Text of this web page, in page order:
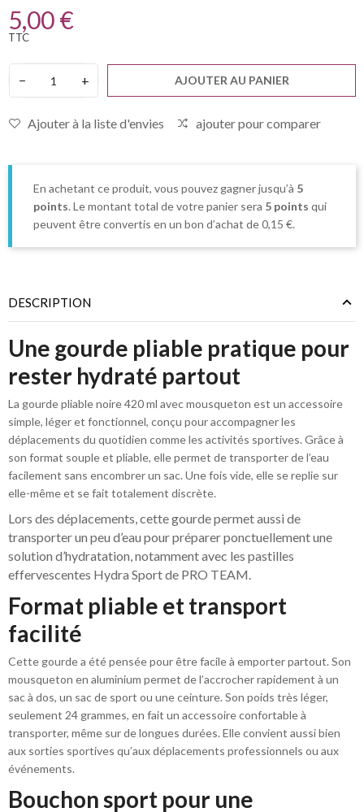
5,00 €
TTC
− + AJOUTER AU PANIER
Ajouter à la liste d'envies ajouter pour comparer
En achetant ce produit, vous pouvez gagner jusqu’à 5
points. Le montant total de votre panier sera 5 points qui
peuvent être convertis en un bon d’achat de0,15 €.
DESCRIPTION
Une gourde pliable pratique pour
rester hydraté partout
La gourde pliable noire 420 ml avec mousqueton est un accessoire
simple, léger et fonctionnel, conçu pour accompagner les
déplacements du quotidien comme les activités sportives. Grâce à
son format souple et pliable, elle permet de transporter de l’eau
facilement sans encombrer un sac. Une fois vide, elle se replie sur
elle-même et se fait totalement discrète.
Lors des déplacements, cette gourde permet aussi de
transporter un peu d’eau pour préparer ponctuellement une
solution d’hydratation, notamment avec les pastilles
effervescentes Hydra Sport de PRO TEAM.
Format pliable et transport
facilité
Cette gourde a été pensée pour être facile à emporter partout. Son
mousqueton en aluminium permet de l’accrocher rapidement à un
sac à dos, un sac de sport ou une ceinture. Son poids très léger,
seulement 24 grammes, en fait un accessoire confortable à
transporter, même sur de longues durées. Elle convient aussi bien
aux sorties sportives qu’aux déplacements professionnels ou aux
événements.
Bouchon sport pour une